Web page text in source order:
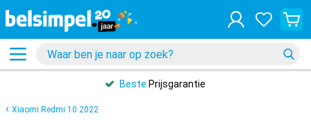
Beste Prijsgarantie
Xiaomi Redmi 10 2022